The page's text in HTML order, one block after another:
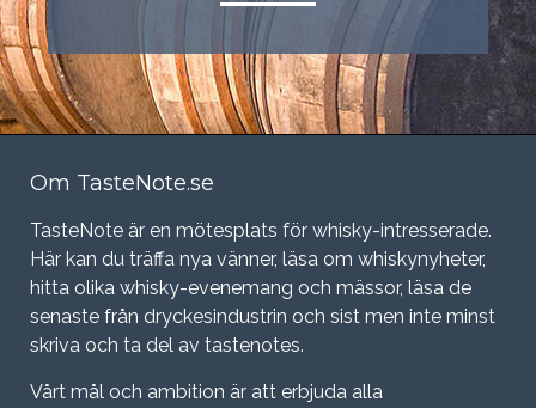
Om TasteNote.se
TasteNote är en mötesplats för whisky-intresserade.
Här kan du träffa nya vänner, läsa om whiskynyheter,
hitta olika whisky-evenemang och mässor, läsa de
senaste från dryckesindustrin och sist men inte minst
skriva och ta del av tastenotes.
Vårt mål och ambition är att erbjuda alla